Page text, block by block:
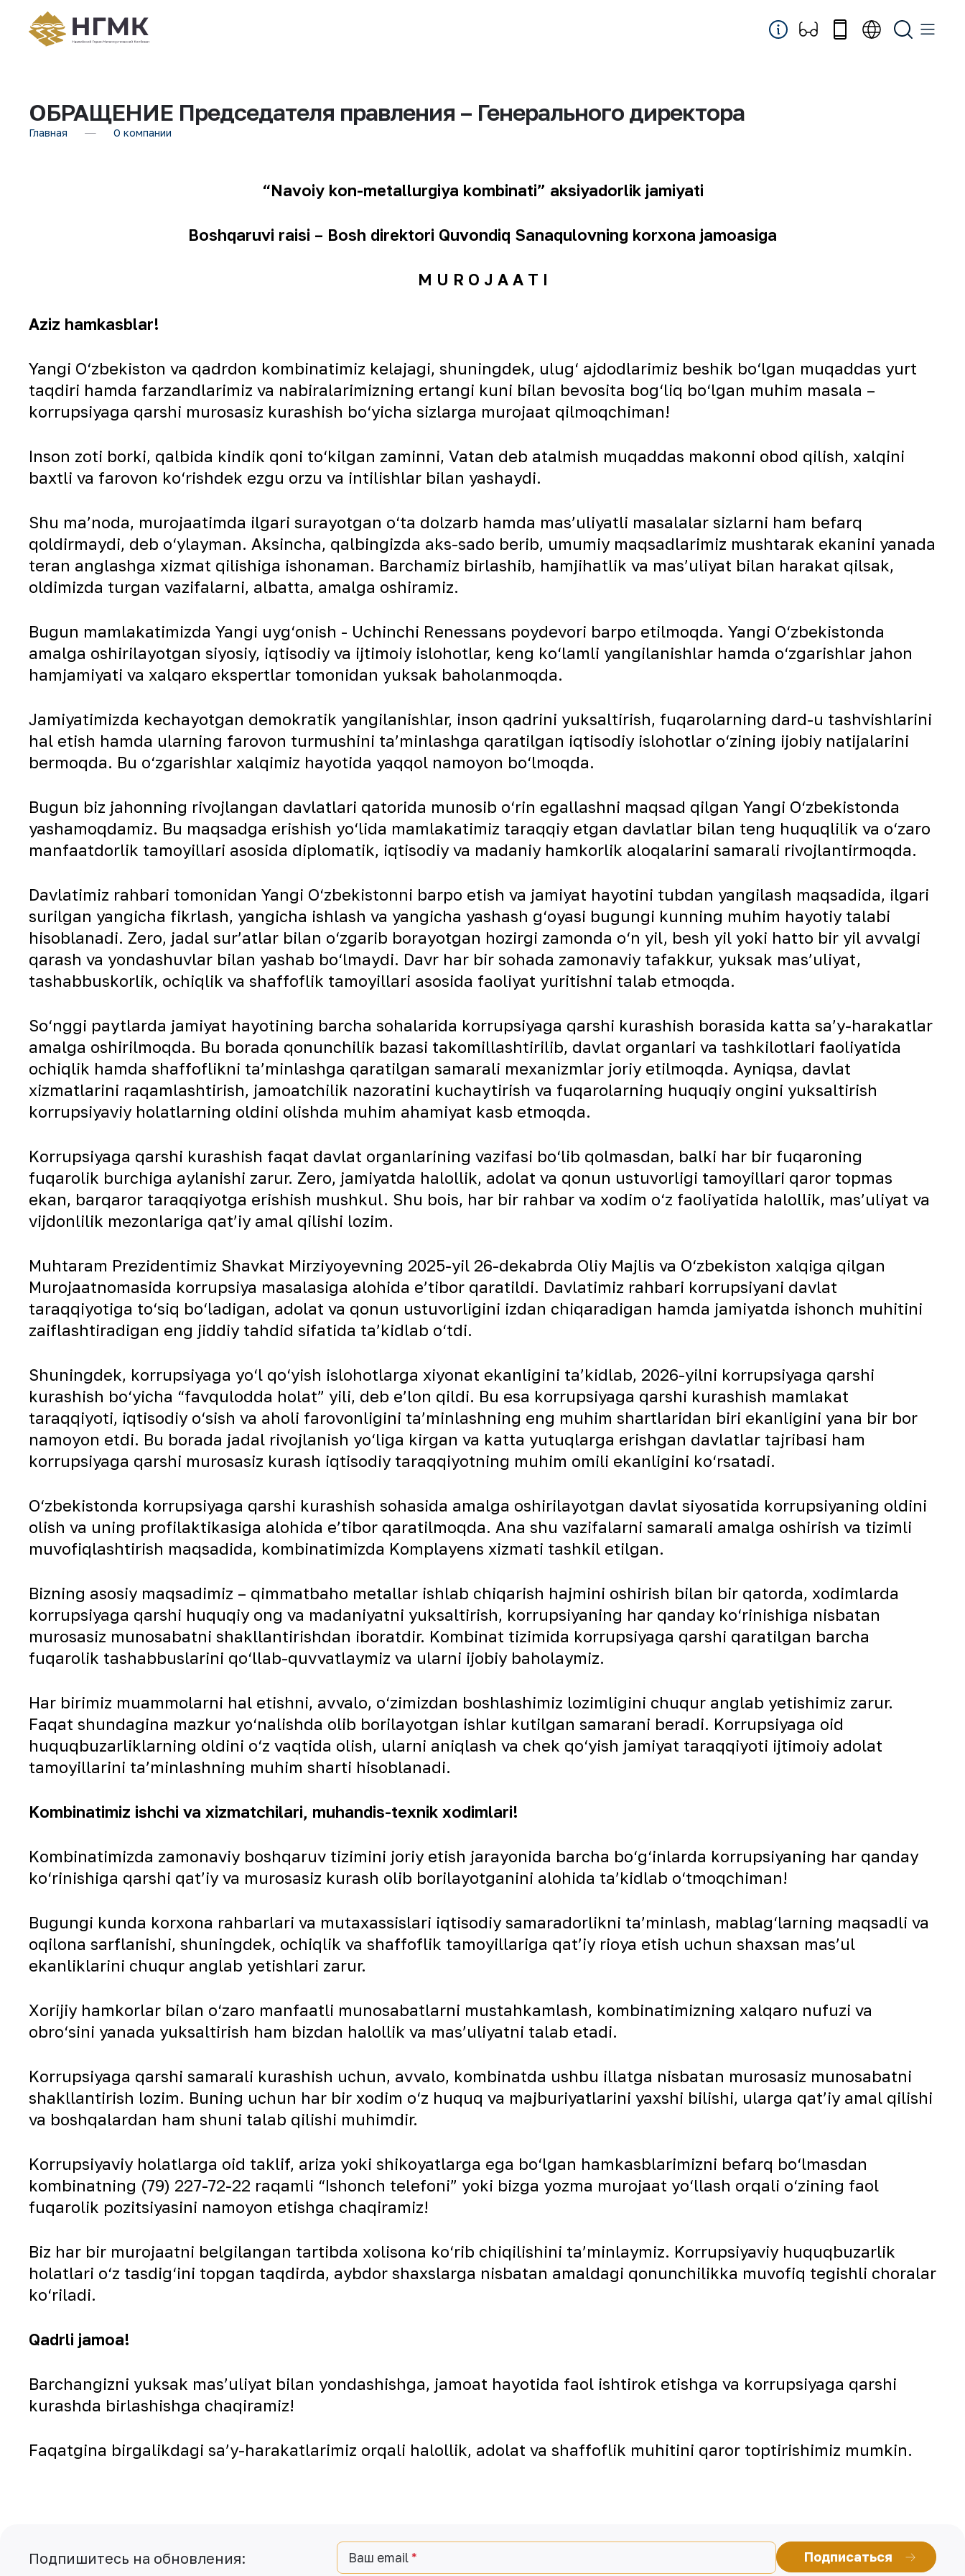
ОБРАЩЕНИЕ Председателя правления – Генерального директора
Главная О компании
“Navoiy kon-metallurgiya kombinati” aksiyadorlik jamiyati
Boshqaruvi raisi – Bosh direktori Quvondiq Sanaqulovning korxona jamoasiga
M U R O J A A T I
Aziz hamkasblar!
Yangi O‘zbekiston va qadrdon kombinatimiz kelajagi, shuningdek, ulug‘ ajdodlarimiz beshik bo‘lgan muqaddas yurt
taqdiri hamda farzandlarimiz va nabiralarimizning ertangi kuni bilan bevosita bog‘liq bo‘lgan muhim masala –
korrupsiyaga qarshi murosasiz kurashish bo‘yicha sizlarga murojaat qilmoqchiman!
Inson zoti borki, qalbida kindik qoni to‘kilgan zaminni, Vatan deb atalmish muqaddas makonni obod qilish, xalqini
baxtli va farovon ko‘rishdek ezgu orzu va intilishlar bilan yashaydi.
Shu ma’noda, murojaatimda ilgari surayotgan o‘ta dolzarb hamda mas’uliyatli masalalar sizlarni ham befarq
qoldirmaydi, deb o‘ylayman. Aksincha, qalbingizda aks-sado berib, umumiy maqsadlarimiz mushtarak ekanini yanada
teran anglashga xizmat qilishiga ishonaman. Barchamiz birlashib, hamjihatlik va mas’uliyat bilan harakat qilsak,
oldimizda turgan vazifalarni, albatta, amalga oshiramiz.
Bugun mamlakatimizda Yangi uyg‘onish - Uchinchi Renessans poydevori barpo etilmoqda. Yangi O‘zbekistonda
amalga oshirilayotgan siyosiy, iqtisodiy va ijtimoiy islohotlar, keng ko‘lamli yangilanishlar hamda o‘zgarishlar jahon
hamjamiyati va xalqaro ekspertlar tomonidan yuksak baholanmoqda.
Jamiyatimizda kechayotgan demokratik yangilanishlar, inson qadrini yuksaltirish, fuqarolarning dard-u tashvishlarini
hal etish hamda ularning farovon turmushini ta’minlashga qaratilgan iqtisodiy islohotlar o‘zining ijobiy natijalarini
bermoqda. Bu o‘zgarishlar xalqimiz hayotida yaqqol namoyon bo‘lmoqda.
Bugun biz jahonning rivojlangan davlatlari qatorida munosib o‘rin egallashni maqsad qilgan Yangi O‘zbekistonda
yashamoqdamiz. Bu maqsadga erishish yo‘lida mamlakatimiz taraqqiy etgan davlatlar bilan teng huquqlilik va o‘zaro
manfaatdorlik tamoyillari asosida diplomatik, iqtisodiy va madaniy hamkorlik aloqalarini samarali rivojlantirmoqda.
Davlatimiz rahbari tomonidan Yangi O‘zbekistonni barpo etish va jamiyat hayotini tubdan yangilash maqsadida, ilgari
surilgan yangicha fikrlash, yangicha ishlash va yangicha yashash g‘oyasi bugungi kunning muhim hayotiy talabi
hisoblanadi. Zero, jadal sur’atlar bilan o‘zgarib borayotgan hozirgi zamonda o‘n yil, besh yil yoki hatto bir yil avvalgi
qarash va yondashuvlar bilan yashab bo‘lmaydi. Davr har bir sohada zamonaviy tafakkur, yuksak mas’uliyat,
tashabbuskorlik, ochiqlik va shaffoflik tamoyillari asosida faoliyat yuritishni talab etmoqda.
So‘nggi paytlarda jamiyat hayotining barcha sohalarida korrupsiyaga qarshi kurashish borasida katta sa’y-harakatlar
amalga oshirilmoqda. Bu borada qonunchilik bazasi takomillashtirilib, davlat organlari va tashkilotlari faoliyatida
ochiqlik hamda shaffoflikni ta’minlashga qaratilgan samarali mexanizmlar joriy etilmoqda. Ayniqsa, davlat
xizmatlarini raqamlashtirish, jamoatchilik nazoratini kuchaytirish va fuqarolarning huquqiy ongini yuksaltirish
korrupsiyaviy holatlarning oldini olishda muhim ahamiyat kasb etmoqda.
Korrupsiyaga qarshi kurashish faqat davlat organlarining vazifasi bo‘lib qolmasdan, balki har bir fuqaroning
fuqarolik burchiga aylanishi zarur. Zero, jamiyatda halollik, adolat va qonun ustuvorligi tamoyillari qaror topmas
ekan, barqaror taraqqiyotga erishish mushkul. Shu bois, har bir rahbar va xodim o‘z faoliyatida halollik, mas’uliyat va
vijdonlilik mezonlariga qat’iy amal qilishi lozim.
Muhtaram Prezidentimiz Shavkat Mirziyoyevning 2025-yil 26-dekabrda Oliy Majlis va O‘zbekiston xalqiga qilgan
Murojaatnomasida korrupsiya masalasiga alohida e’tibor qaratildi. Davlatimiz rahbari korrupsiyani davlat
taraqqiyotiga to‘siq bo‘ladigan, adolat va qonun ustuvorligini izdan chiqaradigan hamda jamiyatda ishonch muhitini
zaiflashtiradigan eng jiddiy tahdid sifatida ta’kidlab o‘tdi.
Shuningdek, korrupsiyaga yo‘l qo‘yish islohotlarga xiyonat ekanligini ta’kidlab, 2026-yilni korrupsiyaga qarshi
kurashish bo‘yicha “favqulodda holat” yili, deb e’lon qildi. Bu esa korrupsiyaga qarshi kurashish mamlakat
taraqqiyoti, iqtisodiy o‘sish va aholi farovonligini ta’minlashning eng muhim shartlaridan biri ekanligini yana bir bor
namoyon etdi. Bu borada jadal rivojlanish yo‘liga kirgan va katta yutuqlarga erishgan davlatlar tajribasi ham
korrupsiyaga qarshi murosasiz kurash iqtisodiy taraqqiyotning muhim omili ekanligini ko‘rsatadi.
O‘zbekistonda korrupsiyaga qarshi kurashish sohasida amalga oshirilayotgan davlat siyosatida korrupsiyaning oldini
olish va uning profilaktikasiga alohida e’tibor qaratilmoqda. Ana shu vazifalarni samarali amalga oshirish va tizimli
muvofiqlashtirish maqsadida, kombinatimizda Komplayens xizmati tashkil etilgan.
Bizning asosiy maqsadimiz – qimmatbaho metallar ishlab chiqarish hajmini oshirish bilan bir qatorda, xodimlarda
korrupsiyaga qarshi huquqiy ong va madaniyatni yuksaltirish, korrupsiyaning har qanday ko‘rinishiga nisbatan
murosasiz munosabatni shakllantirishdan iboratdir. Kombinat tizimida korrupsiyaga qarshi qaratilgan barcha
fuqarolik tashabbuslarini qo‘llab-quvvatlaymiz va ularni ijobiy baholaymiz.
Har birimiz muammolarni hal etishni, avvalo, o‘zimizdan boshlashimiz lozimligini chuqur anglab yetishimiz zarur.
Faqat shundagina mazkur yo‘nalishda olib borilayotgan ishlar kutilgan samarani beradi. Korrupsiyaga oid
huquqbuzarliklarning oldini o‘z vaqtida olish, ularni aniqlash va chek qo‘yish jamiyat taraqqiyoti ijtimoiy adolat
tamoyillarini ta’minlashning muhim sharti hisoblanadi.
Kombinatimiz ishchi va xizmatchilari, muhandis-texnik xodimlari!
Kombinatimizda zamonaviy boshqaruv tizimini joriy etish jarayonida barcha bo‘g‘inlarda korrupsiyaning har qanday
ko‘rinishiga qarshi qat’iy va murosasiz kurash olib borilayotganini alohida ta’kidlab o‘tmoqchiman!
Bugungi kunda korxona rahbarlari va mutaxassislari iqtisodiy samaradorlikni ta’minlash, mablag‘larning maqsadli va
oqilona sarflanishi, shuningdek, ochiqlik va shaffoflik tamoyillariga qat’iy rioya etish uchun shaxsan mas’ul
ekanliklarini chuqur anglab yetishlari zarur.
Xorijiy hamkorlar bilan o‘zaro manfaatli munosabatlarni mustahkamlash, kombinatimizning xalqaro nufuzi va
obro‘sini yanada yuksaltirish ham bizdan halollik va mas’uliyatni talab etadi.
Korrupsiyaga qarshi samarali kurashish uchun, avvalo, kombinatda ushbu illatga nisbatan murosasiz munosabatni
shakllantirish lozim. Buning uchun har bir xodim o‘z huquq va majburiyatlarini yaxshi bilishi, ularga qat’iy amal qilishi
va boshqalardan ham shuni talab qilishi muhimdir.
Korrupsiyaviy holatlarga oid taklif, ariza yoki shikoyatlarga ega bo‘lgan hamkasblarimizni befarq bo‘lmasdan
kombinatning (79) 227-72-22 raqamli “Ishonch telefoni” yoki bizga yozma murojaat yo‘llash orqali o‘zining faol
fuqarolik pozitsiyasini namoyon etishga chaqiramiz!
Biz har bir murojaatni belgilangan tartibda xolisona ko‘rib chiqilishini ta’minlaymiz. Korrupsiyaviy huquqbuzarlik
holatlari o‘z tasdig‘ini topgan taqdirda, aybdor shaxslarga nisbatan amaldagi qonunchilikka muvofiq tegishli choralar
ko‘riladi.
Qadrli jamoa!
Barchangizni yuksak mas’uliyat bilan yondashishga, jamoat hayotida faol ishtirok etishga va korrupsiyaga qarshi
kurashda birlashishga chaqiramiz!
Faqatgina birgalikdagi sa’y-harakatlarimiz orqali halollik, adolat va shaffoflik muhitini qaror toptirishimiz mumkin.
Подпишитесь на обновления: Ваш email Подписаться